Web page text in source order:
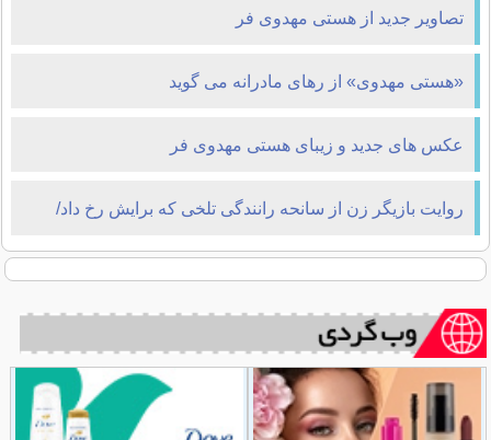
تصاویر جدید از هستی مهدوی فر
«هستی مهدوی» از رهای مادرانه می‌ گوید
عکس های جدید و زیبای هستی مهدوی فر
روایت بازیگر زن از سانحه رانندگی تلخی که برایش رخ داد/
عکس